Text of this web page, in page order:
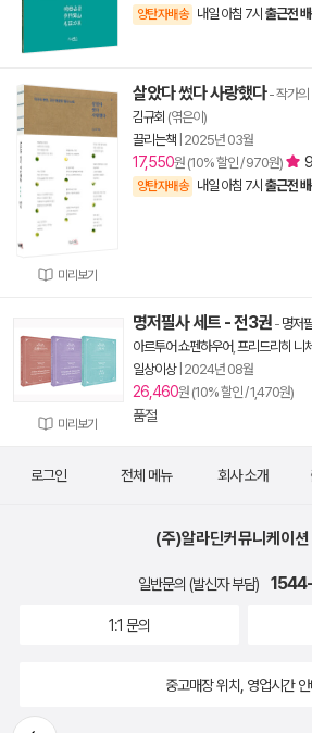
양탄자배송 내일 아침 7시 출근전
미리보기
살았다 썼다 사랑했다- 작가의
김규회 (엮은이)
끌리는책 2025년 03월
17,550원 (10% 할인 / 970원)
양탄자배송 내일 아침 7시 출근전
미리보기
명저필사 세트 - 전3권 - 명저
아르투어 쇼펜하우어 프리드리히 니체
일상이상| 2024년 08월
26,460원 (10% 할인 / 1,470원)
품절
뒤로가
로그인 전체 메뉴 회사 소개
(주)알라딘커뮤니케이션
일반문의 (발신자 부담)
1:1 문의
중고매장 위치, 영업시간 안